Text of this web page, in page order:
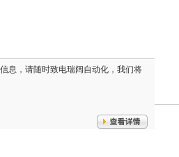
息，请随时致电瑞阔自动化，我们将